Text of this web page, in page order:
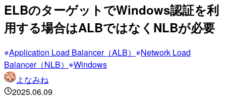
ELBのターゲットでWindows認証を利
用する場合はALBではなくNLBが必要
Application Load Balancer（ALB）
Network Load
Balancer（NLB）
Windows
よなみね
2025.06.09